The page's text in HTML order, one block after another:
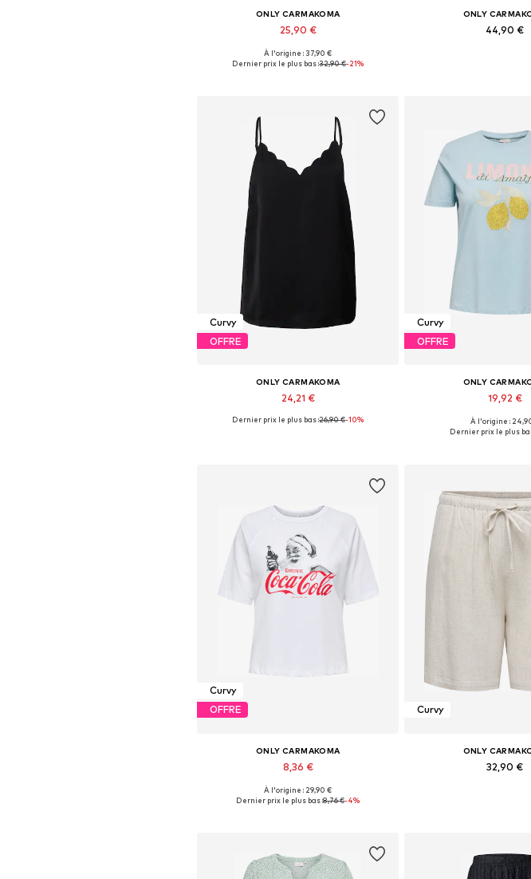
ONLY CARMAKOMA
25,90 €
Tailles disponibles: 42, 44, 46, 48, 52, 54
À l'origine : 37,90 €
Dernier prix le plus bas :32,90 €-21%
ONLY
44,90 €
Curvy
OFFRE
ONLY CARMAKOMA
24,21 €
Disponible en plusieurs tailles
Dernier prix le plus bas :26,90 €-10%
Curvy
OFFRE
ONLY
19,92 €
À l'origine :
Dernier prix le plus
Curvy
OFFRE
ONLY CARMAKOMA
8,36 €
Tailles disponibles: XL-XXL, XXXL-4XL
À l'origine : 29,90 €
Dernier prix le plus bas :8,76 €-4%
Curvy
ONLY
32,90 €